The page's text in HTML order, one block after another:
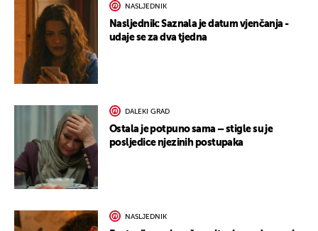
NASLJEDNIK
Nasljednik: Saznala je datum vjenčanja -
udaje se za dva tjedna
DALEKI GRAD
Ostala je potpuno sama – stigle su je
posljedice njezinih postupaka
NASLJEDNIK